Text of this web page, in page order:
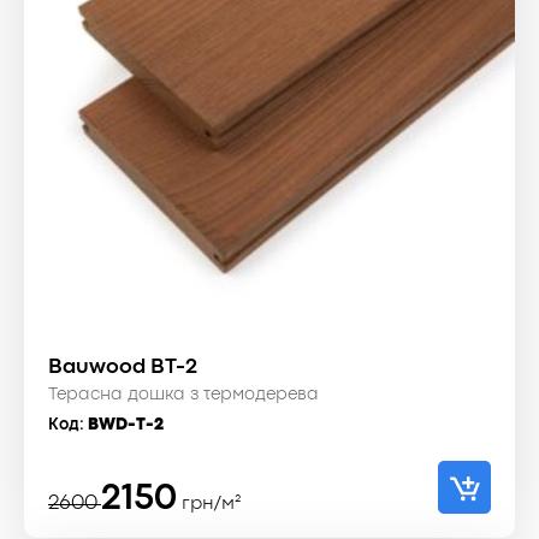
Bauwood BT-2
Терасна дошка з термодерева
Код: BWD-T-2
2600
Оригінальна
2150
Поточнагрн/м²